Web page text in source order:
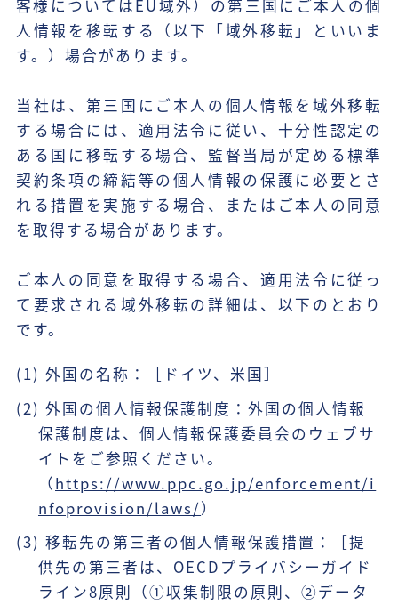
客様についてはEU域外）の第三国にご本人の個
人情報を移転する（以下「域外移転」といいま
す。）場合があります。
当社は、第三国にご本人の個人情報を域外移転
する場合には、適用法令に従い、十分性認定の
ある国に移転する場合、監督当局が定める標準
契約条項の締結等の個人情報の保護に必要とさ
れる措置を実施する場合、またはご本人の同意
を取得する場合があります。
ご本人の同意を取得する場合、適用法令に従っ
て要求される域外移転の詳細は、以下のとおり
です。
(1) 外国の名称：［ドイツ、米国］
(2) 外国の個人情報保護制度：外国の個人情報
保護制度は、個人情報保護委員会のウェブサ
イトをご参照ください。
（https://www.ppc.go.jp/enforcement/i
nfoprovision/laws/）
(3) 移転先の第三者の個人情報保護措置：［提
供先の第三者は、OECDプライバシーガイド
ライン8原則（①収集制限の原則、②データ